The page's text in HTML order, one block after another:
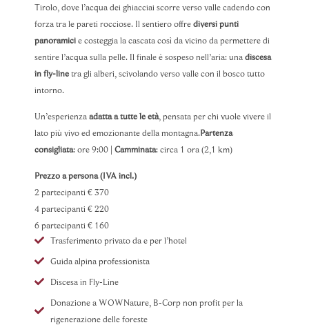
Tirolo, dove l’acqua dei ghiacciai scorre verso valle cadendo con
forza tra le pareti rocciose. Il sentiero offrediversi punti
panoramicie costeggia la cascata così da vicino da permettere di
sentire l’acqua sulla pelle. Il finale è sospeso nell’aria: unadiscesa
in fly-linetra gli alberi, scivolando verso valle con il bosco tutto
intorno.
Un’esperienzaadatta a tutte le età, pensata per chi vuole vivere il
lato più vivo ed emozionante della montagna.Partenza
consigliata: ore 9:00 | Camminata: circa 1 ora (2,1 km)
Prezzo a persona (IVA incl.)
2 partecipanti € 370
4 partecipanti € 220
6 partecipanti € 160
Trasferimento privato da e per l’hotel
Guida alpina professionista
Discesa in Fly-Line
Donazione a WOWNature, B-Corp non profit per la
rigenerazione delle foreste